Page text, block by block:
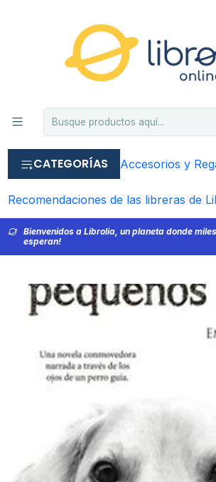
CATEGORÍAS Accesorios y
Recomendaciones de las libreras de
Bienvenidos a Librolia, un planeta donde
esperan!